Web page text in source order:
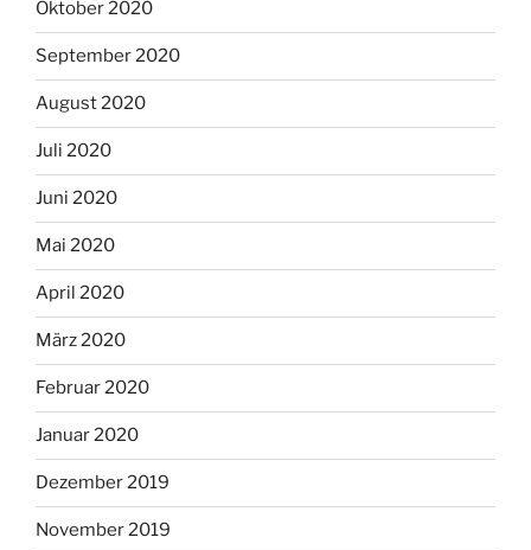
Oktober 2020
September 2020
August 2020
Juli 2020
Juni 2020
Mai 2020
April 2020
März 2020
Februar 2020
Januar 2020
Dezember 2019
November 2019